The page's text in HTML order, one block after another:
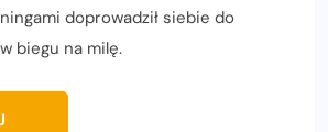
doprowadził siebie do
biegu na milę.